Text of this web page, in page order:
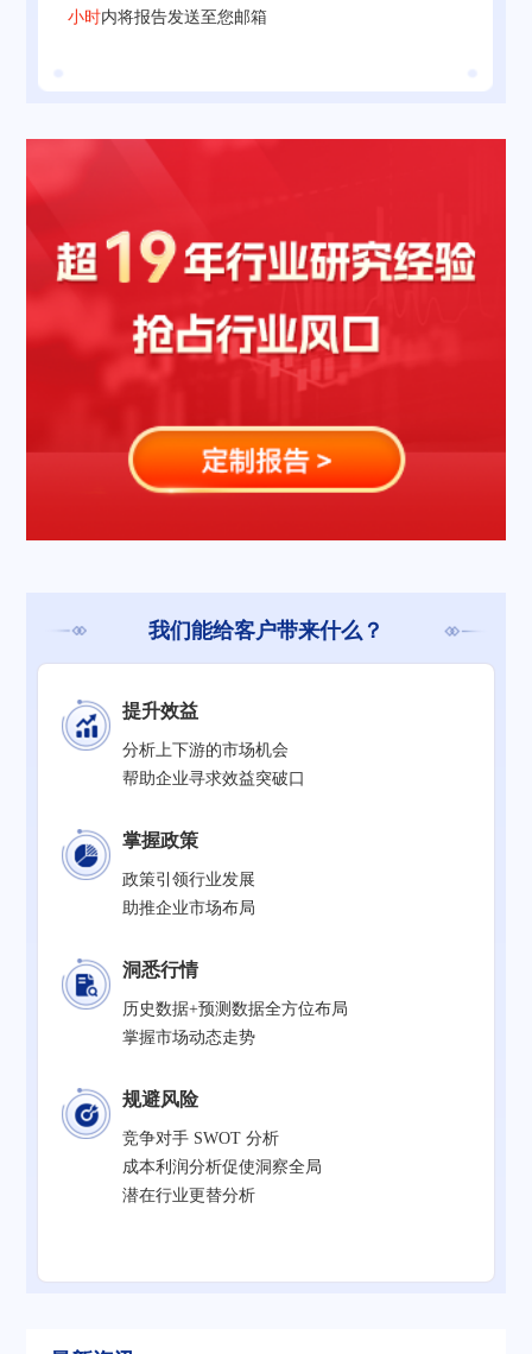
小时内将报告发送至您邮箱
我们能给客户带来什么？
提升效益
分析上下游的市场机会
帮助企业寻求效益突破口
掌握政策
政策引领行业发展
助推企业市场布局
洞悉行情
历史数据+预测数据全方位布局
掌握市场动态走势
规避风险
竞争对手 SWOT 分析
成本利润分析促使洞察全局
潜在行业更替分析